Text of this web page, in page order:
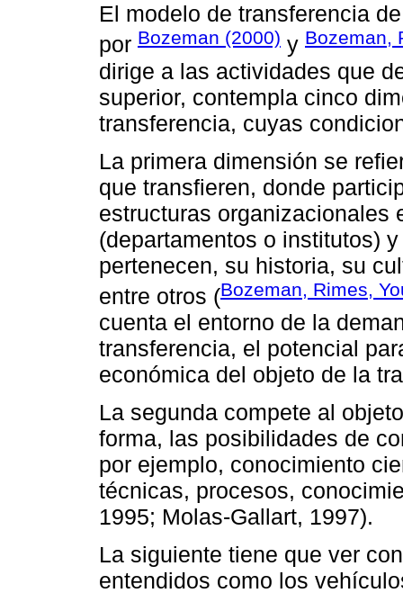
El modelo de transferencia
por Bozeman (2000) y Bozeman,
dirige a las actividades que
superior, contempla cinco
transferencia, cuyas
La primera dimensión se
que transfieren, donde
estructuras organizacionales
(departamentos o institutos)
pertenecen, su historia, su
entre otros (Bozeman, Rimes,
cuenta el entorno de la
transferencia, el potencial
económica del objeto de la
La segunda compete al
forma, las posibilidades de
por ejemplo, conocimiento
técnicas, procesos,
1995; Molas-Gallart, 1997).
La siguiente tiene que ver
entendidos como los